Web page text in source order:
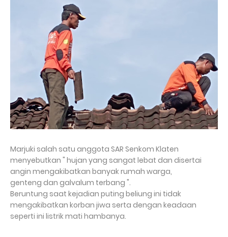
Marjuki salah satu anggota SAR Senkom Klaten
menyebutkan " hujan yang sangat lebat dan disertai
angin mengakibatkan banyak rumah warga,
genteng dan galvalum terbang ".
Beruntung saat kejadian puting beliung ini tidak
mengakibatkan korban jiwa serta dengan keadaan
seperti ini listrik mati hambanya.